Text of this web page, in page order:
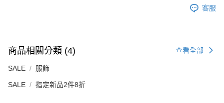
客服
商品相關分類 (4) 查看全部
SALE 服飾
SALE 指定新品2件8折